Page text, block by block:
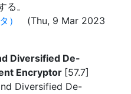
。
）
(Thu, 9 Mar 2023
Diversified De-
Encryptor [57.7]
Diversified De-